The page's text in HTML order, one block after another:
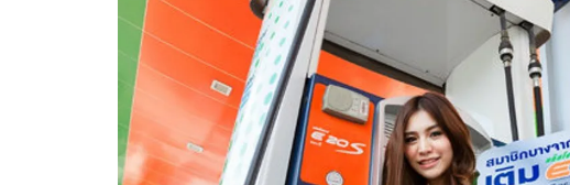
ดาวน์โหลดสนุกแอปฟรี ติดตามสนุกโซเชียลได้ที่
สงวนลิขสิทธิ์ ©2569 บริษัท อิมเมจ ฟิวเจอร์ (ประเทศไทย) จำกัด